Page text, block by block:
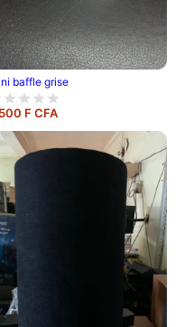
baffle grise
F CFA